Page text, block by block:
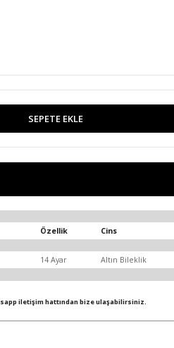
SEPETE EKLE
Özellik Cins
14 Ayar Altın Bileklik
iletişim hattından bize ulaşabilirsiniz.